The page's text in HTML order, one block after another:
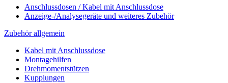
Anschlussdosen / Kabel mit Anschlussdose
Anzeige-/Analysegeräte und weiteres Zubehör
Zubehör allgemein
Kabel mit Anschlussdose
Montagehilfen
Drehmomentstützen
Kupplungen